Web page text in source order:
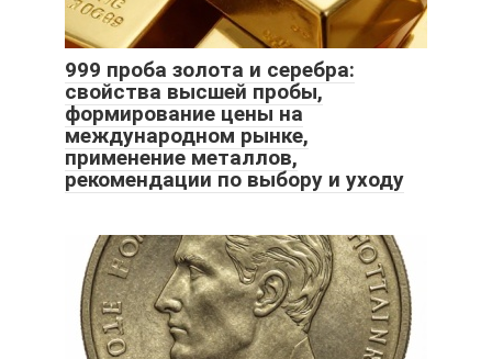
999 проба золота и серебра:
свойства высшей пробы,
формирование цены на
международном рынке,
применение металлов,
рекомендации по выбору и уходу